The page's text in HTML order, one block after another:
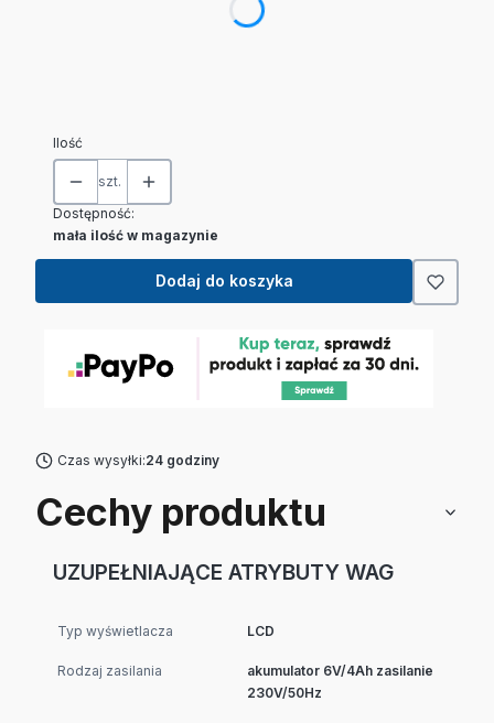
Ilość
szt.
Dostępność:
mała ilość w magazynie
Dodaj do koszyka
Czas wysyłki:24 godziny
Cechy produktu
UZUPEŁNIAJĄCE ATRYBUTY WAG
Typ wyświetlacza LCD
Rodzaj zasilania
akumulator 6V/4Ah zasilanie
230V/50Hz